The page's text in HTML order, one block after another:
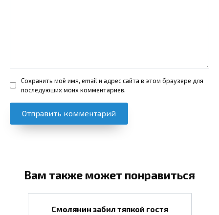
Сохранить моё имя, email и адрес сайта в этом браузере для
последующих моих комментариев.
Вам также может понравиться
Смолянин забил тяпкой гостя